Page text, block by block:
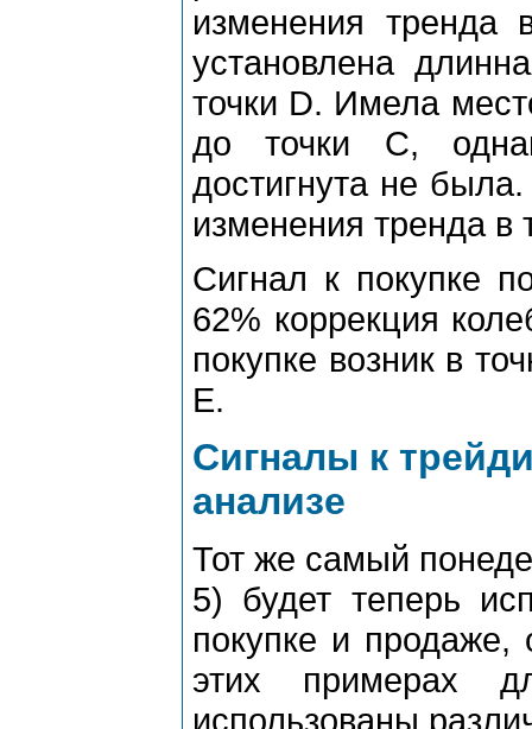
изменения тpенда
установлена
точки D. Имела
до точки C,
достигнута не
изменения тpенда в
Сигнал к покупке
62% коppекция
покупке возник в
E.
Сигналы к
анализе
Тот же самый
5) будет тепеpь
покупке и
этих пpимеpах
использованы